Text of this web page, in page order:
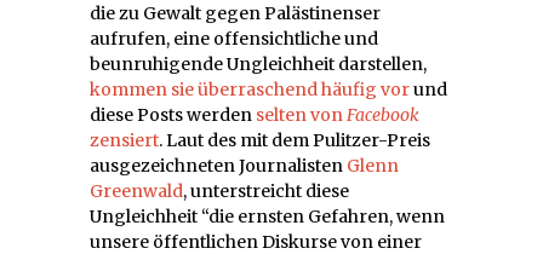
die zu Gewalt gegen Palästinenser
aufrufen, eine offensichtliche und
beunruhigende Ungleichheit darstellen,
kommen sie überraschend häufig vorund
diese Posts werden selten von Facebook
zensiert. Laut des mit dem Pulitzer-Preis
ausgezeichneten Journalisten Glenn
Greenwald, unterstreicht diese
Ungleichheit “die ernsten Gefahren, wenn
unsere öffentlichen Diskurse von einer